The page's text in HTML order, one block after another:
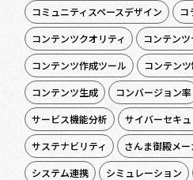
コミュニティスペースデザイン
コ
コンテンツクオリティ
コンテン
コンテンツ作成ツール
コンテン
コンテンツ生成
コンバージョン率
サービス機能分析
サイバーセキュ
サステナビリティ
さんま御殿メー
システム連携
シミュレーション